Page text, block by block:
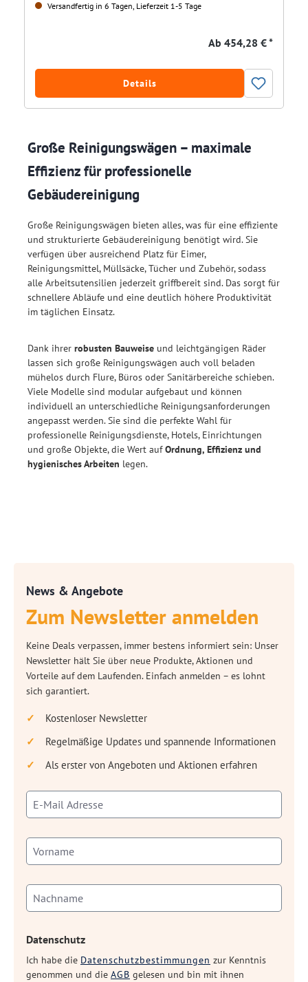
Versandfertig in 6 Tagen, Lieferzeit 1-5 Tage
Ab 454,28 € *
Details
Große Reinigungswägen – maximale
Effizienz für professionelle
Gebäudereinigung
Große Reinigungswägen bieten alles, was für eine effiziente
und strukturierte Gebäudereinigung benötigt wird. Sie
verfügen über ausreichend Platz für Eimer,
Reinigungsmittel, Müllsäcke, Tücher und Zubehör, sodass
alle Arbeitsutensilien jederzeit griffbereit sind. Das sorgt für
schnellere Abläufe und eine deutlich höhere Produktivität
im täglichen Einsatz.
Dank ihrer robusten Bauweise und leichtgängigen Räder
lassen sich große Reinigungswägen auch voll beladen
mühelos durch Flure, Büros oder Sanitärbereiche schieben.
Viele Modelle sind modular aufgebaut und können
individuell an unterschiedliche Reinigungsanforderungen
angepasst werden. Sie sind die perfekte Wahl für
professionelle Reinigungsdienste, Hotels, Einrichtungen
und große Objekte, die Wert aufOrdnung, Effizienz und
hygienisches Arbeiten legen.
News & Angebote
Zum Newsletter anmelden
Keine Deals verpassen, immer bestens informiert sein: Unser
Newsletter hält Sie über neue Produkte, Aktionen und
Vorteile auf dem Laufenden. Einfach anmelden – es lohnt
sich garantiert.
Kostenloser Newsletter
Regelmäßige Updates und spannende Informationen
Als erster von Angeboten und Aktionen erfahren
Datenschutz
Ich habe die Datenschutzbestimmungen zur Kenntnis
genommen und die AGB gelesen und bin mit ihnen